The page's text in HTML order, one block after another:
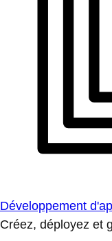
Développement
Créez, déployez et